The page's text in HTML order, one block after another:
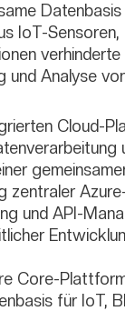
IoT-
und Analyse
Cloud-
zentraler
und API-
Core-
für IoT,